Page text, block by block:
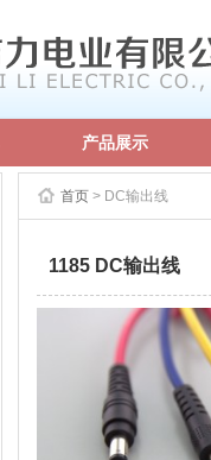
产品展示
首页 > DC输出线
1185 DC输出线